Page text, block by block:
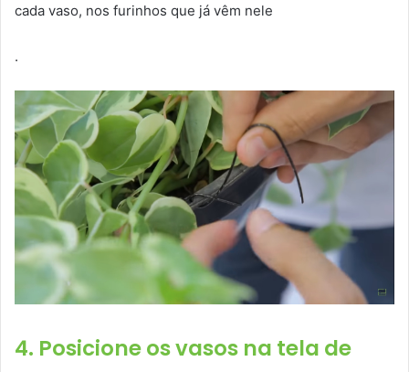
cada vaso, nos furinhos que já vêm nele
.
4. Posicione os vasos na tela de